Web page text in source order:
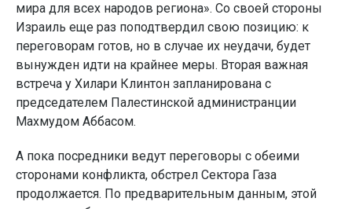
мира для всех народов региона». Со своей стороны
Израиль еще раз поподтвердил свою позицию: к
переговорам готов, но в случае их неудачи, будет
вынужден идти на крайнее меры. Вторая важная
встреча у Хилари Клинтон запланирована с
председателем Палестинской администранции
Махмудом Аббасом.
А пока посредники ведут переговоры с обеими
сторонами конфликта, обстрел Сектора Газа
продолжается. По предварительным данным, этой